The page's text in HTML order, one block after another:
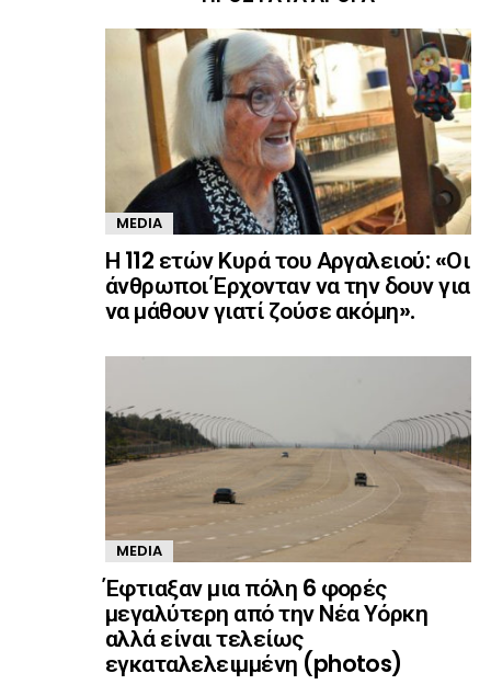
MEDIA
Η 112 ετών Κυρά του Αργαλειού: «Οι
άνθρωποι Έρχονταν να την δουν για
να μάθουν γιατί ζούσε ακόμη».
MEDIA
Έφτιαξαν μια πόλη 6 φορές
μεγαλύτερη από την Νέα Υόρκη
αλλά είναι τελείως
εγκαταλελειμμένη (photos)